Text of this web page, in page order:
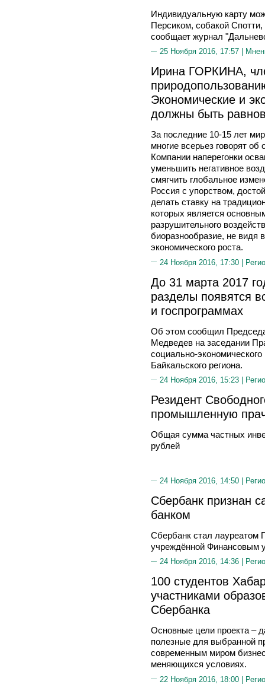
Индивидуальную карту
Персиком, собакой
сообщает журнал
25 Ноября 2016, 17:57 |
Ирина ГОРКИНА,
Экономические и
должны быть
За последние 10-15 лет
многие всерьез говорят
Компании наперегонки
уменьшить негативное
смягчить глобальное
Россия с упорством,
делать ставку на
которых является
разрушительного
биоразнообразие, не видя
экономического роста.
24 Ноября 2016, 17:30 |
До 31 марта 2017
разделы появятся
и госпрограммах
Об этом сообщил
Медведев на заседании
социально-
Байкальского региона.
24 Ноября 2016, 15:23 |
Резидент
промышленную
Общая сумма частных
рублей
24 Ноября 2016, 14:50 |
Сбербанк признан
банком
Сбербанк стал лауреатом
учреждённой Финансовым
24 Ноября 2016, 14:36 |
100 студентов
участниками
Сбербанка
Основные цели проекта –
полезные для выбранной
современным миром
меняющихся условиях.
22 Ноября 2016, 18:00 |